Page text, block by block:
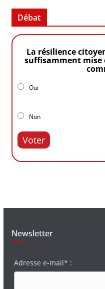
Débat
La résilience
suffisamment mise
Oui
Non
Voter
Newsletter
Adresse e-mail* :